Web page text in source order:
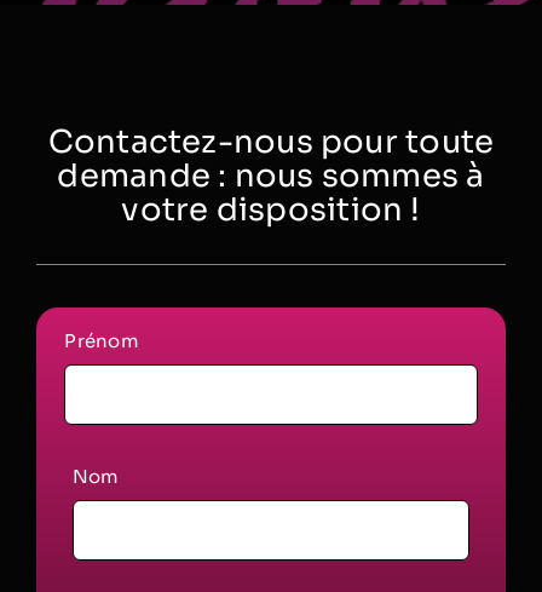
Contactez-nous pour toute
demande : nous sommes à
votre disposition !
Prénom
Nom